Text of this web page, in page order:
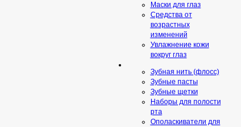
Маски для глаз
Средства от
возрастных
изменений
Увлажнение кожи
вокруг глаз
Зубная нить (флосс)
Зубные пасты
Зубные щетки
Наборы для полости
рта
Ополаскиватели для